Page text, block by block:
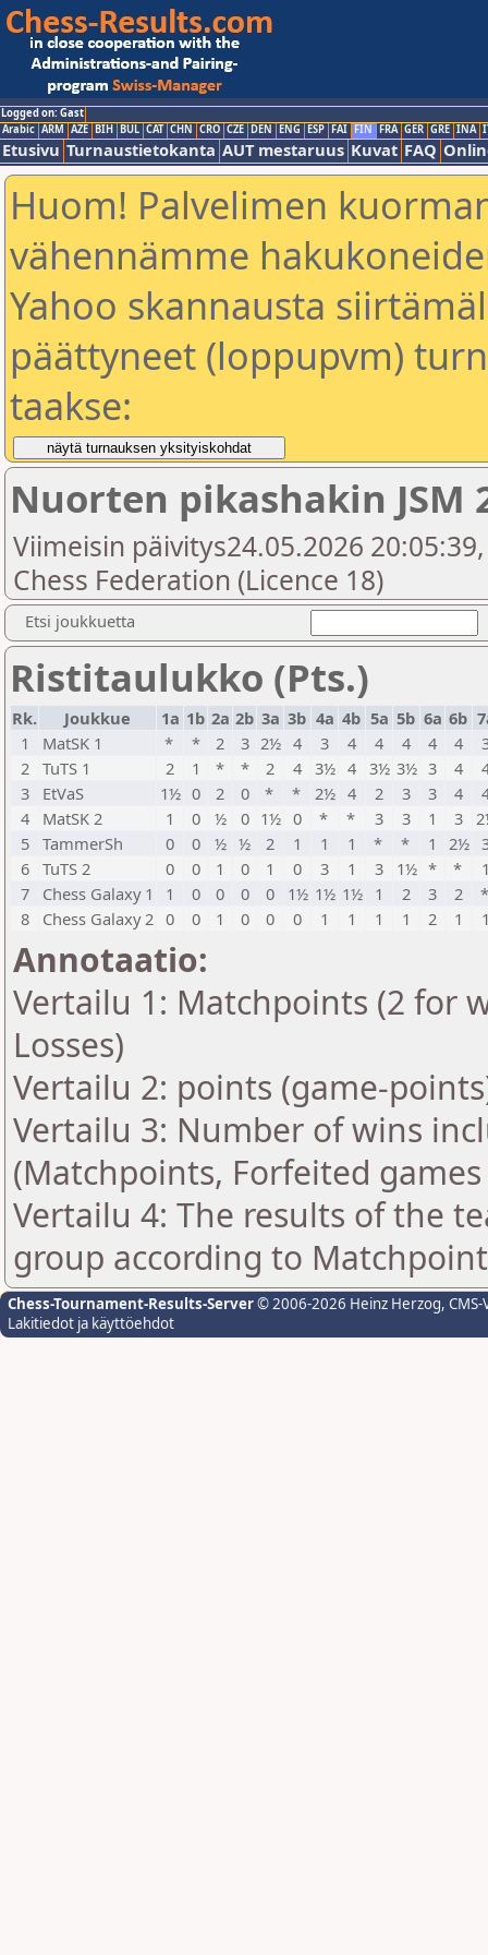
Logged on: Gast
Arabic ARM AZE BIH BUL CAT CHN CRO CZE DEN ENG ESP FAI FIN FRA GER GRE INA
Etusivu Turnaustietokanta AUT mestaruus Kuvat FAQ
Huom! Palvelimen
vähennämme
Yahoo skannausta
päättyneet (loppupvm)
taakse:
Nuorten pikashakin JSM
Viimeisin päivitys24.05.2026
Chess Federation (Licence 18)
Etsi joukkuetta
Ristitaulukko (Pts.)
Rk. Joukkue 1a 1b 2a 2b 3a 3b 4a 4b 5a 5b 6a 6b
1
MatSK 1 * * 2 3 2½ 4 3 4 4 4 4 4
2 TuTS 1 2 1 * * 2 4 3½ 4 3½ 3½ 3 4
3
EtVaS 1½ 0 2 0 * * 2½ 4 2 3 3 4
4
MatSK 2 1 0 ½ 0 1½ 0 * * 3 3 1 3
5 TammerSh 0 0 ½ ½ 2 1 1 1 * * 1 2½
6 TuTS 2 0 0 1 0 1 0 3 1 3 1½ * *
7
Chess Galaxy 1 1 0 0 0 0 1½ 1½ 1½ 1 2 3 2
8
Chess Galaxy 2 0 0 1 0 0 0 1 1 1 1 2 1
Annotaatio:
Vertailu 1: Matchpoints (2 for
Losses)
Vertailu 2: points (game-
Vertailu 3: Number of wins
(Matchpoints, Forfeited
Vertailu 4: The results of the
group according to
Chess-Tournament-Results-Server© 2006-2026 Heinz Herzog,
Lakitiedot ja käyttöehdot